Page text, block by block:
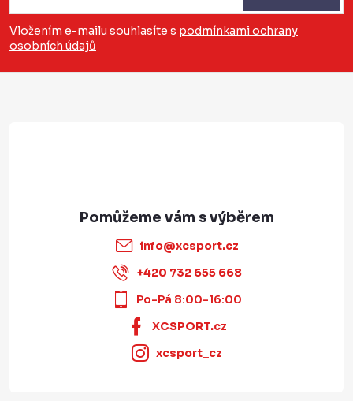
aVložením e-mailu souhlasíte s podmínkami ochrany
osobních údajů
info@xcsport.cz
+420 732 655 668
Po-Pá 8:00-16:00
XCSPORT.cz
xcsport_cz